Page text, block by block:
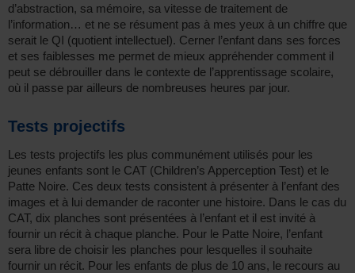
d’abstraction, sa mémoire, sa vitesse de traitement de
l’information… et ne se résument pas à mes yeux à un chiffre que
serait le QI (quotient intellectuel). Cerner l’enfant dans ses forces
et ses faiblesses me permet de mieux appréhender comment il
peut se débrouiller dans le contexte de l’apprentissage scolaire,
où il passe par ailleurs de nombreuses heures par jour.
Tests projectifs
Les tests projectifs les plus communément utilisés pour les
jeunes enfants sont le CAT (Children’s Apperception Test) et le
Patte Noire. Ces deux tests consistent à présenter à l’enfant des
images et à lui demander de raconter une histoire. Dans le cas du
CAT, dix planches sont présentées à l’enfant et il est invité à
fournir un récit à chaque planche. Pour le Patte Noire, l’enfant
sera libre de choisir les planches pour lesquelles il souhaite
fournir un récit. Pour les enfants de plus de 10 ans, le recours au